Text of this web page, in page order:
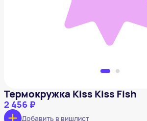
Термокружка Kiss Kiss Fish
2 456 ₽
Добавить в вишлист